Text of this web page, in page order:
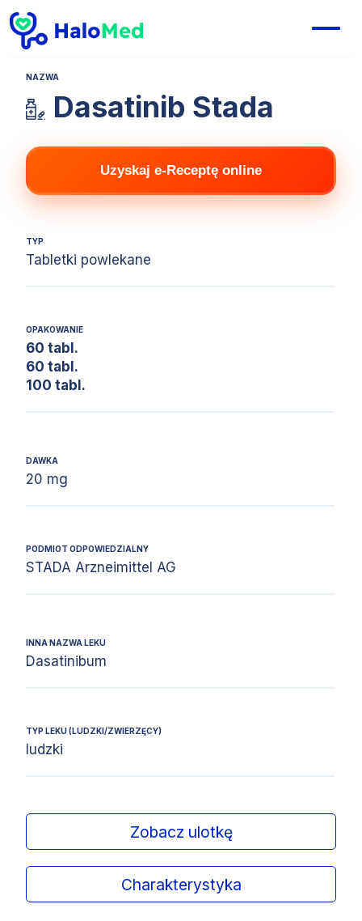
NAZWA
Dasatinib Stada
Uzyskaj e-Receptę online
TYP
Tabletki powlekane
OPAKOWANIE
60 tabl.
60 tabl.
100 tabl.
DAWKA
20 mg
PODMIOT ODPOWIEDZIALNY
STADA Arzneimittel AG
INNA NAZWA LEKU
Dasatinibum
TYP LEKU (LUDZKI/ZWIERZĘCY)
ludzki
Zobacz ulotkę
Charakterystyka